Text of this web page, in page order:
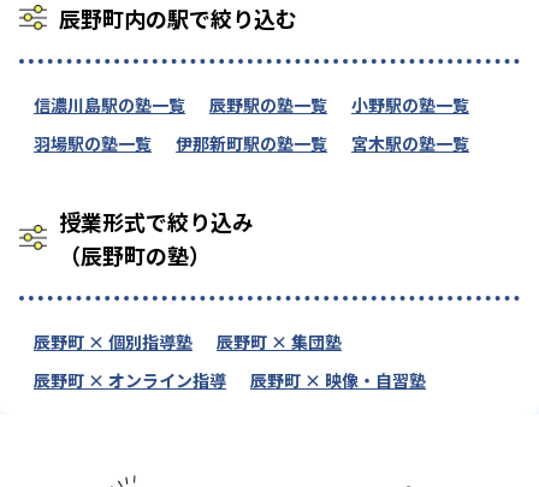
辰野町内の駅で絞り込む
信濃川島駅の塾一覧 辰野駅の塾一覧
小野駅の塾一覧
羽場駅の塾一覧
伊那新町駅の塾一覧 宮木駅の塾一覧
授業形式で絞り込み
（辰野町の塾）
辰野町 × 個別指導塾
辰野町 × 集団塾
辰野町 × オンライン指導
辰野町 × 映像・自習塾